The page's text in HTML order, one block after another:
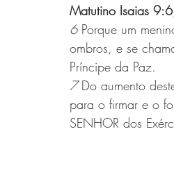
Matutino Isaias
6 Porque um
ombros, e se
Príncipe da Paz.
7 Do aumento
para o firmar e o
SENHOR dos